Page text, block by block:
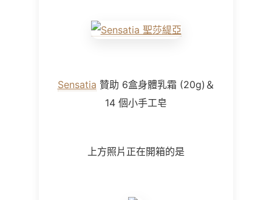
Sensatia 贊助 6盒身體乳霜 (20g)＆
14 個小手工皂
上方照片正在開箱的是